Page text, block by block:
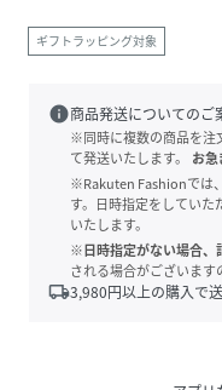
ギフトラッピング対象
info商品発送についてのご
※同時に複数の商品を注
て発送いたします。
お
※Rakuten Fashionでは
す。日時指定をしてい
いたします。
※日時指定がない場合、
される場合がございます
local_shipping3,980円以上の購入で